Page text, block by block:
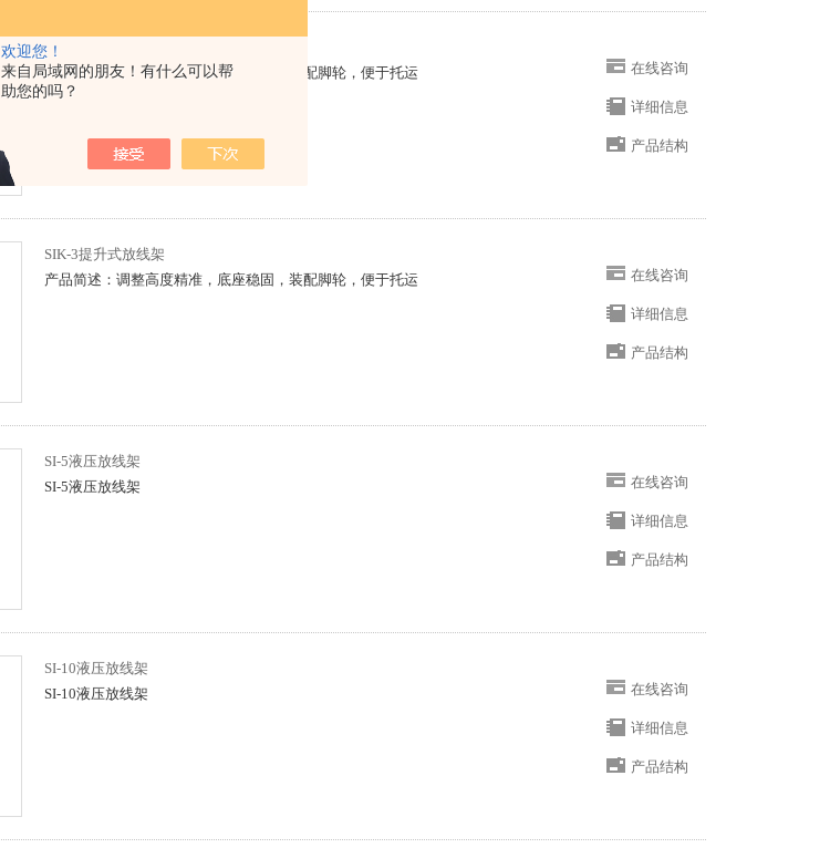
欢迎您！
来自局域网的朋友！有什么可以帮
助您的吗？
SIK-5提升式放线架
产品简述：调整高度精准，底座稳固，装配脚轮，便于托运
在线咨询
详细信息
产品结构
SIK-3提升式放线架
产品简述：调整高度精准，底座稳固，装配脚轮，便于托运
在线咨询
详细信息
产品结构
SI-5液压放线架
SI-5液压放线架
在线咨询
详细信息
产品结构
SI-10液压放线架
SI-10液压放线架
在线咨询
详细信息
产品结构